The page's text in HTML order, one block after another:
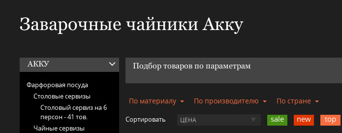
Заварочные чайники Акку
АККУ
Фарфоровая посуда
Столовые сервизы
Столовый сервиз на 6
персон -41 тов.
Чайные сервизы
Подбор товаров по параметрам
По материалу По производителю По стране
Сортировать ЦЕНА sale new top